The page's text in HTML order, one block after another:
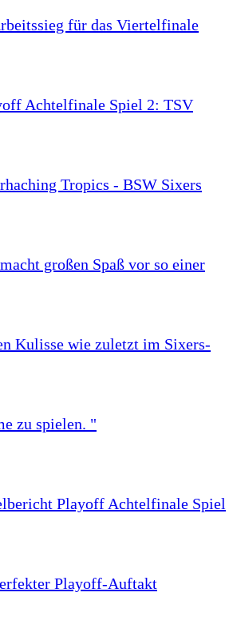
für das Viertelfinale
Achtelfinale Spiel 2: TSV
Tropics - BSW Sixers
großen Spaß vor so einer
Kulisse wie zuletzt im Sixers-
zu spielen. "
Playoff Achtelfinale Spiel
Playoff-Auftakt